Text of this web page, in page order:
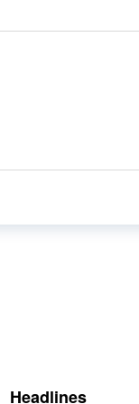
Headlines